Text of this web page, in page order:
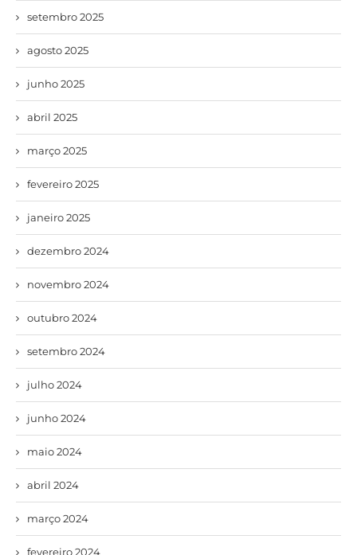
setembro 2025
agosto 2025
junho 2025
abril 2025
março 2025
fevereiro 2025
janeiro 2025
dezembro 2024
novembro 2024
outubro 2024
setembro 2024
julho 2024
junho 2024
maio 2024
abril 2024
março 2024
fevereiro 2024